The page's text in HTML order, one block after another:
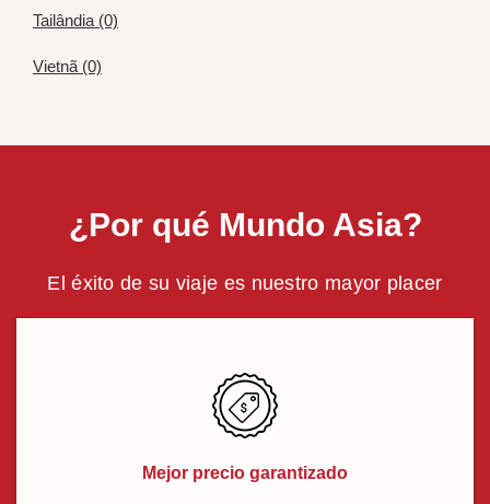
Tailândia (0)
Vietnã (0)
¿Por qué Mundo Asia?
El éxito de su viaje es nuestro mayor placer
Mejor precio garantizado